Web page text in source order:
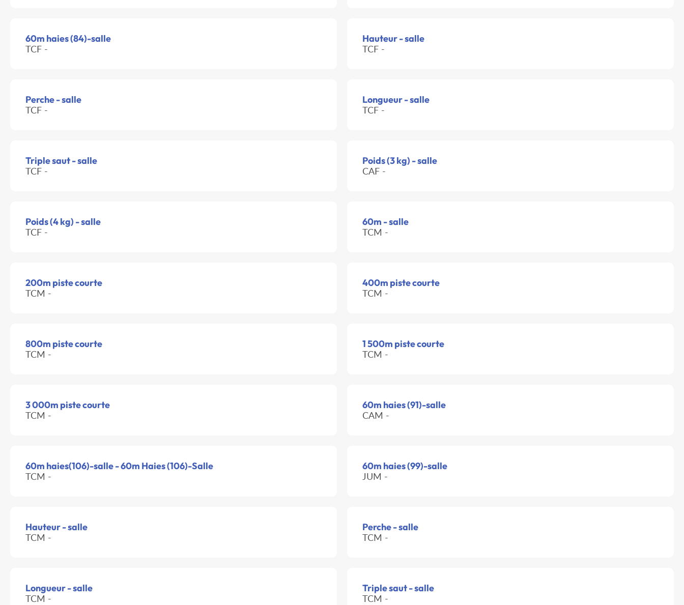
60m haies (84)-salle
TCF -
Hauteur - salle
TCF -
Perche - salle
TCF -
Longueur - salle
TCF -
Triple saut - salle
TCF -
Poids (3 kg) - salle
CAF -
Poids (4 kg) - salle
TCF -
60m - salle
TCM -
200m piste courte
TCM -
400m piste courte
TCM -
800m piste courte
TCM -
1 500m piste courte
TCM -
3 000m piste courte
TCM -
60m haies (91)-salle
CAM -
60m haies(106)-salle - 60m Haies (106)-Salle
TCM -
60m haies (99)-salle
JUM -
Hauteur - salle
TCM -
Perche - salle
TCM -
Longueur - salle
TCM -
Triple saut - salle
TCM -